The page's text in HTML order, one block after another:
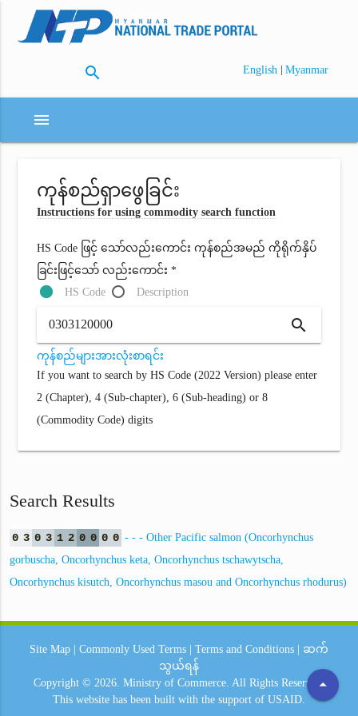
search English | Myanmar
menu
ကုန်စည်ရှာဖွေခြင်း
Instructions for using commodity search function
HS Code ဖြင့် သော်လည်းကောင်း ကုန်စည်အမည် ကိုရိုက်နှိပ်
ခြင်းဖြင့်သော် လည်းကောင်း *
HS Code
Description
search
ကုန်စည်များအားလုံးစာရင်း
If you want to search by HS Code (2022 Version) please enter
2 (Chapter), 4 (Sub-chapter), 6 (Sub-heading) or 8
(Commodity Code) digits
Search Results
0 3 0 3 1 2 0 0 0 0 - - - Other Pacific salmon (Oncorhynchus
gorbuscha, Oncorhynchus keta, Oncorhynchus tschawytscha,
Oncorhynchus kisutch, Oncorhynchus masou and Oncorhynchus rhodurus)
arrow_drop_up
Site Map Commonly Used Terms Terms and Conditions
ဆက်
သွယ်ရန်
Copyright © 2026. Ministry of Commerce. All Rights Reserved.
This website has been built with the support of USAID.